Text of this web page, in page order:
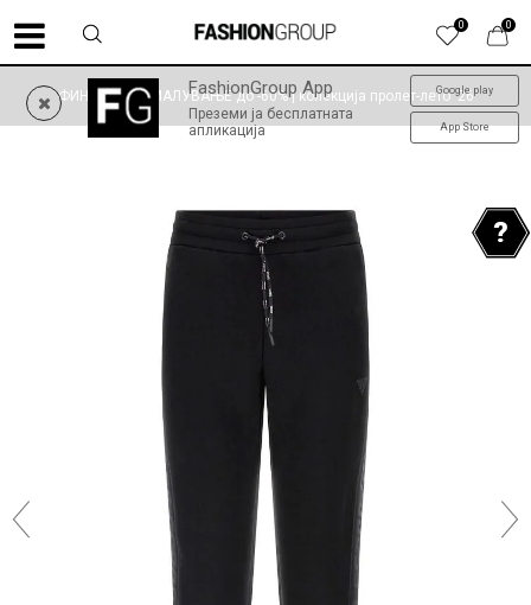
0
0
FashionGroup App
Преземи ја бесплатната
апликација
Google play
App Store
ФИНАЛНО НАМАЛУВАЊЕ до -60% | колекција пролет-лето '26